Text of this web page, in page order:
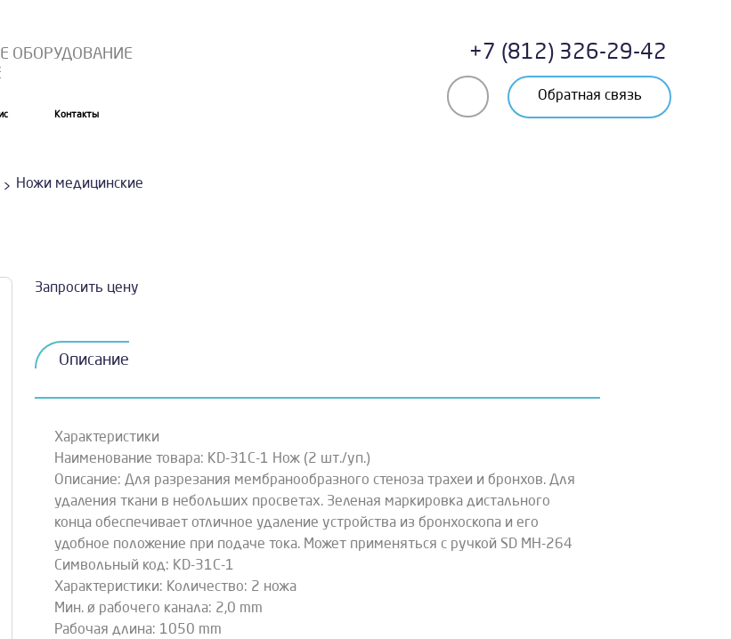
ОБОРУДОВАНИЕ
Контакты
+7 (812) 326-29-42
Обратная связь
Ножи медицинские
Запросить цену
Описание
Характеристики
Наименование товара: KD-31C-1 Нож (2 шт./уп.)
Описание: Для разрезания мембранообразного стеноза трахеи и бронхов. Для
удаления ткани в небольших просветах. Зеленая маркировка дистального
конца обеспечивает отличное удаление устройства из бронхоскопа и его
удобное положение при подаче тока. Может применяться с ручкой SD MH-264
Символьный код: KD-31C-1
Характеристики: Количество: 2 ножа
Мин. ø рабочего канала: 2,0 mm
Рабочая длина: 1050 mm